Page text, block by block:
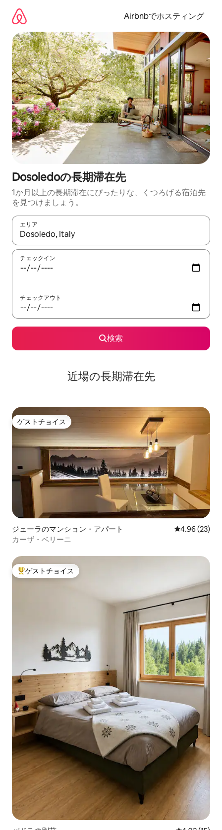
Airbnbでホスティング
Dosoledoの長期滞在先
1か月以上の長期滞在にぴったりな、くつろげる宿泊先
を見つけましょう。
エリア
検索結果が表示されたら、上下の矢印キーを使って移動するか
チェックイン
チェックアウト
検索
近場の長期滞在先
ゲストチョイス
ゲストチョイス
ジェーラのマンション・アパート レビュー23
4.96 (23)
カーザ・ベリーニ
大好評のゲストチョイスです。
ゲストチョイス